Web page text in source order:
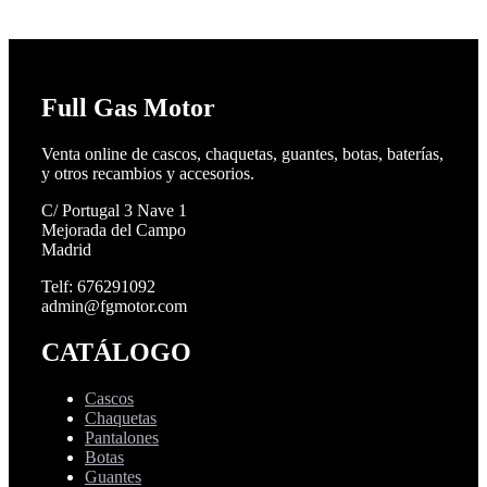
Full Gas Motor
Venta online de cascos, chaquetas, guantes, botas, baterías,
y otros recambios y accesorios.
C/ Portugal 3 Nave 1
Mejorada del Campo
Madrid
Telf: 676291092
admin@fgmotor.com
CATÁLOGO
Cascos
Chaquetas
Pantalones
Botas
Guantes